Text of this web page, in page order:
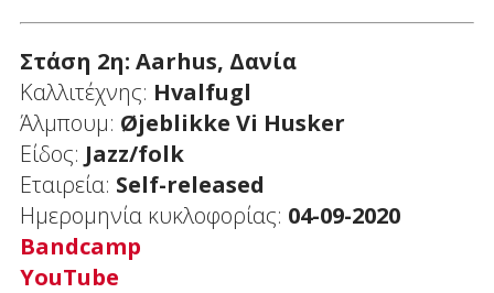
Στάση 2η: Aarhus, Δανία
Καλλιτέχνης: Hvalfugl
Άλμπουμ: Øjeblikke Vi Husker
Είδος: Jazz/folk
Εταιρεία: Self-released
Ημερομηνία κυκλοφορίας: 04-09-2020
Bandcamp
YouTube